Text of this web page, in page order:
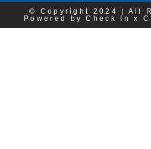
© Copyright 2024 | All
Powered by Check In x